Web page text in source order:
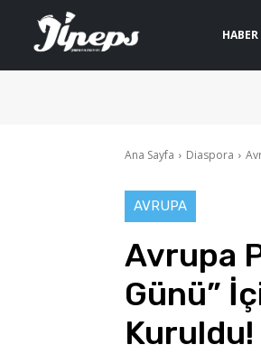
HABER
Ana Sayfa Diaspora
AVRUPA
Avrupa
Günü”
Kuruldu!